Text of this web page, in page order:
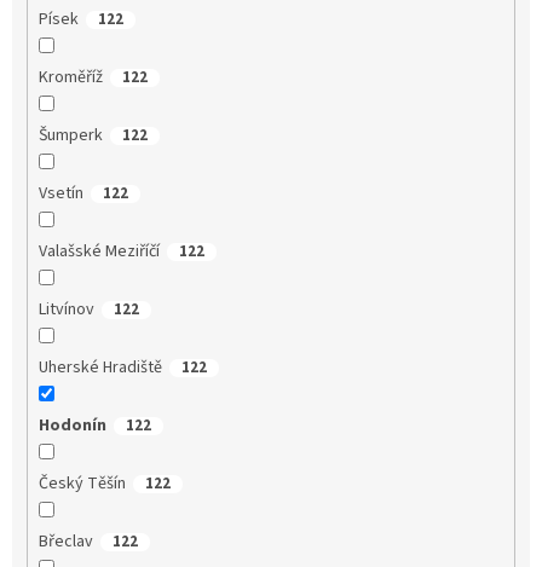
Písek 122
Kroměříž 122
Šumperk 122
Vsetín 122
Valašské Meziříčí 122
Litvínov 122
Uherské Hradiště 122
Hodonín 122
Český Těšín 122
Břeclav 122